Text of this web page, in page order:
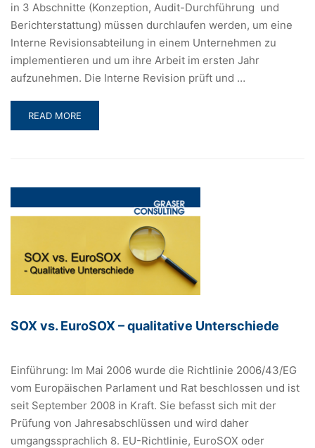
in 3 Abschnitte (Konzeption, Audit-Durchführung und
Berichterstattung) müssen durchlaufen werden, um eine
Interne Revisionsabteilung in einem Unternehmen zu
implementieren und um ihre Arbeit im ersten Jahr
aufzunehmen. Die Interne Revision prüft und …
READ
MORE
INTERNEN
READ MORE
SOX vs. EuroSOX – qualitative Unterschiede
Einführung: Im Mai 2006 wurde die Richtlinie 2006/43/EG
vom Europäischen Parlament und Rat beschlossen und ist
seit September 2008 in Kraft. Sie befasst sich mit der
Prüfung von Jahresabschlüssen und wird daher
umgangssprachlich 8. EU-Richtlinie, EuroSOX oder